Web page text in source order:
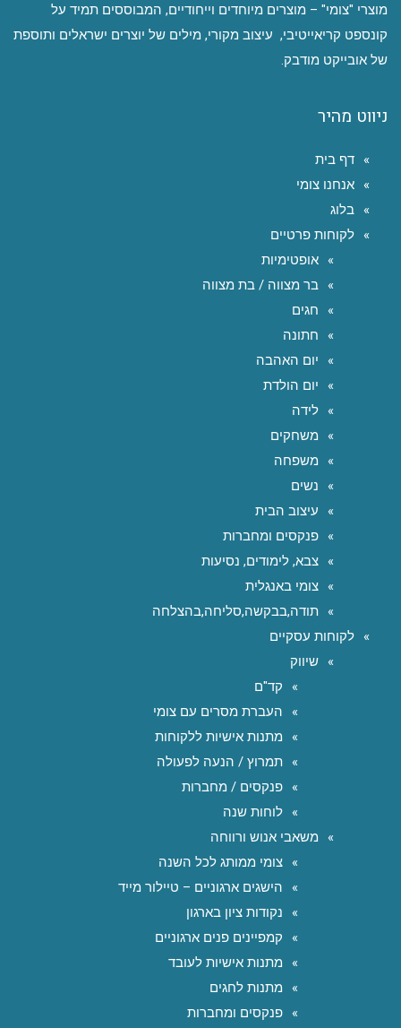
מוצרי "צומי" – מוצרים מיוחדים וייחודיים, המבוססים תמיד על
קונספט קריאייטיבי, עיצוב מקורי, מילים של יוצרים ישראלים ותוספת
של אובייקט מודבק.
ניווט מהיר
דף בית
אנחנו צומי
בלוג
לקוחות פרטיים
אופטימיות
בר מצווה / בת מצווה
חגים
חתונה
יום האהבה
יום הולדת
לידה
משחקים
משפחה
נשים
עיצוב הבית
פנקסים ומחברות
צבא, לימודים, נסיעות
צומי באנגלית
תודה,בבקשה,סליחה,בהצלחה
לקוחות עסקיים
שיווק
קד"ם
העברת מסרים עם צומי
מתנות אישיות ללקוחות
תמרוץ / הנעה לפעולה
פנקסים / מחברות
לוחות שנה
משאבי אנוש ורווחה
צומי ממותג לכל השנה
הישגים ארגוניים – טיילור מייד
נקודות ציון בארגון
קמפיינים פנים ארגוניים
מתנות אישיות לעובד
מתנות לחגים
פנקסים ומחברות